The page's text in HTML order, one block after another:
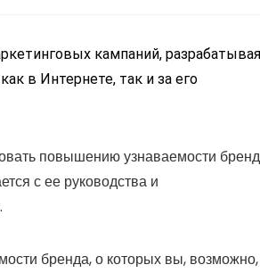
кампаний, разрабатывая
в Интернете, так и за его
повышению узнаваемости
с ее руководства и
бренда, о которых вы, возможно,